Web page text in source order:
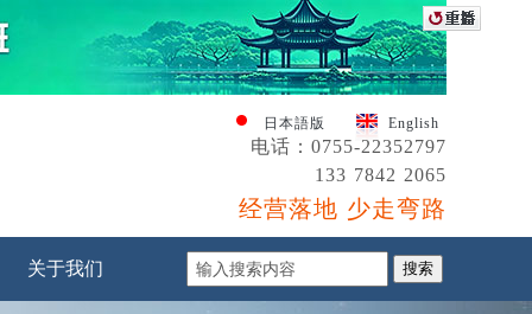
日本語版 English
电话：0755-22352797
133 7842 2065
经营落地 少走弯路
关于我们